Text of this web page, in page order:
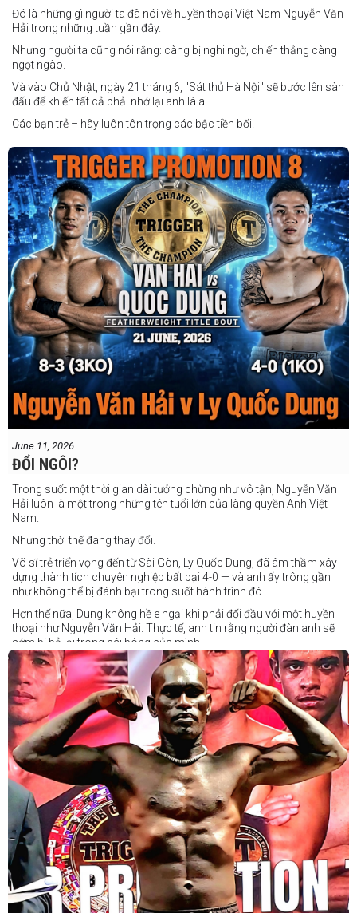
Đó là những gì người ta đã nói về huyền thoại Việt Nam Nguyễn Văn
Hải trong những tuần gần đây.
Nhưng người ta cũng nói rằng: càng bị nghi ngờ, chiến thắng càng
ngọt ngào.
Và vào Chủ Nhật, ngày 21 tháng 6, "Sát thủ Hà Nội" sẽ bước lên sàn
đấu để khiến tất cả phải nhớ lại anh là ai.
Các bạn trẻ – hãy luôn tôn trọng các bậc tiền bối.
June 11, 2026
ĐỔI NGÔI?
Trong suốt một thời gian dài tưởng chừng như vô tận, Nguyễn Văn
Hải luôn là một trong những tên tuổi lớn của làng quyền Anh Việt
Nam.
Nhưng thời thế đang thay đổi.
Võ sĩ trẻ triển vọng đến từ Sài Gòn, Ly Quốc Dung, đã âm thầm xây
dựng thành tích chuyên nghiệp bất bại 4-0 — và anh ấy trông gần
như không thể bị đánh bại trong suốt hành trình đó.
Hơn thế nữa, Dung không hề e ngại khi phải đối đầu với một huyền
thoại như Nguyễn Văn Hải. Thực tế, anh tin rằng người đàn anh sẽ
sớm bị bỏ lại trong cái bóng của mình.
Dung nói rằng anh quá nhanh, quá khó nắm bắt, và đơn giản là quá
điển trai đối với “Hanoi Hitman”.
Và biết đâu anh ấy đúng.
Chúng ta sẽ có câu trả lời vào Chủ Nhật, ngày 21 tháng 6